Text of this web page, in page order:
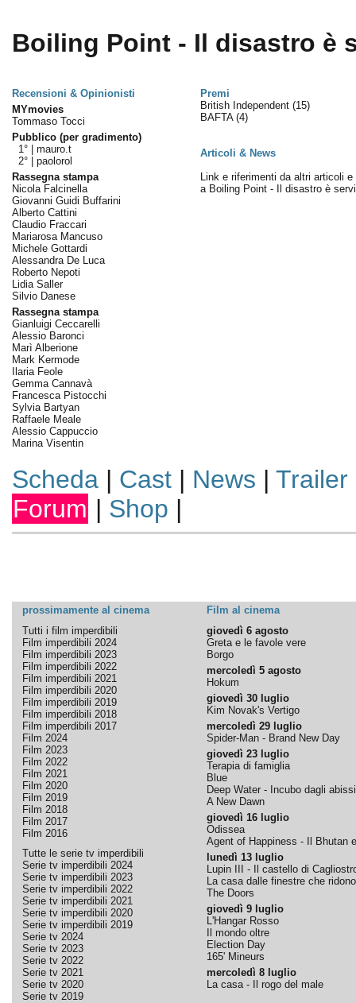
Boiling Point - Il disastro è
Recensioni & Opinionisti
Premi
MYmovies
Tommaso Tocci
Pubblico (per gradimento)
1° | mauro.t
2° | paolorol
Rassegna stampa
Nicola Falcinella
Giovanni Guidi Buffarini
Alberto Cattini
Claudio Fraccari
Mariarosa Mancuso
Michele Gottardi
Alessandra De Luca
Roberto Nepoti
Lidia Saller
Silvio Danese
Rassegna stampa
Gianluigi Ceccarelli
Alessio Baronci
Marì Alberione
Mark Kermode
Ilaria Feole
Gemma Cannavà
Francesca Pistocchi
Sylvia Bartyan
Raffaele Meale
Alessio Cappuccio
Marina Visentin
British Independent (15)
BAFTA (4)
Articoli & News
Link e riferimenti da altri articoli e
a Boiling Point - Il disastro è
Scheda| Cast| News | Trailer
Forum | Shop |
prossimamente al cinema
Film al cinema
Tutti i film imperdibili
Film imperdibili 2024
Film imperdibili 2023
Film imperdibili 2022
Film imperdibili 2021
Film imperdibili 2020
Film imperdibili 2019
Film imperdibili 2018
Film imperdibili 2017
Film 2024
Film 2023
Film 2022
Film 2021
Film 2020
Film 2019
Film 2018
Film 2017
Film 2016
Tutte le serie tv imperdibili
Serie tv imperdibili 2024
Serie tv imperdibili 2023
Serie tv imperdibili 2022
Serie tv imperdibili 2021
Serie tv imperdibili 2020
Serie tv imperdibili 2019
Serie tv 2024
Serie tv 2023
Serie tv 2022
Serie tv 2021
Serie tv 2020
Serie tv 2019
giovedì 6 agosto
Greta e le favole vere
Borgo
mercoledì 5 agosto
Hokum
giovedì 30 luglio
Kim Novak's Vertigo
mercoledì 29 luglio
Spider-Man - Brand New Day
giovedì 23 luglio
Terapia di famiglia
Blue
Deep Water - Incubo dagli abissi
A New Dawn
giovedì 16 luglio
Odissea
Agent of Happiness - Il Bhutan
lunedì 13 luglio
Lupin III - Il castello di
La casa dalle finestre che ridono
The Doors
giovedì 9 luglio
L'Hangar Rosso
Il mondo oltre
Election Day
165' Mineurs
mercoledì 8 luglio
La casa - Il rogo del male